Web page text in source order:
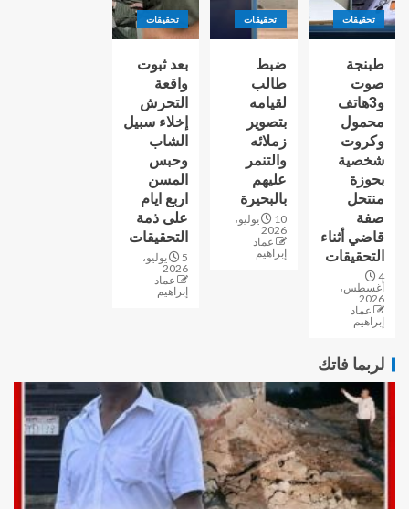
تحقيقات
طبنجة
صوت
و3هاتف
محمول
وكروت
شخصية
بحوزة
منتحل
صفة
قاضي أثناء
التحقيقات
4
أغسطس،
2026
عماد
إبراهيم
تحقيقات
ضبط
طالب
لقيامه
بتصوير
زملائه
والتنمر
عليهم
بالبحيرة
10 يوليو،
2026
عماد
إبراهيم
تحقيقات
بعد ثبوت
واقعة
التحرش
إخلاء سبيل
الشاب
وحبس
المسن
اربع ايام
على ذمة
التحقيقات
5 يوليو،
2026
عماد
إبراهيم
لربما فاتك